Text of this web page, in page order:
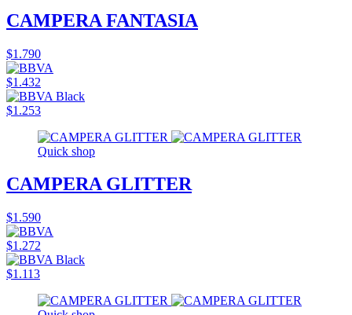
CAMPERA FANTASIA
$1.790
$1.432
$1.253
Quick shop
CAMPERA GLITTER
$1.590
$1.272
$1.113